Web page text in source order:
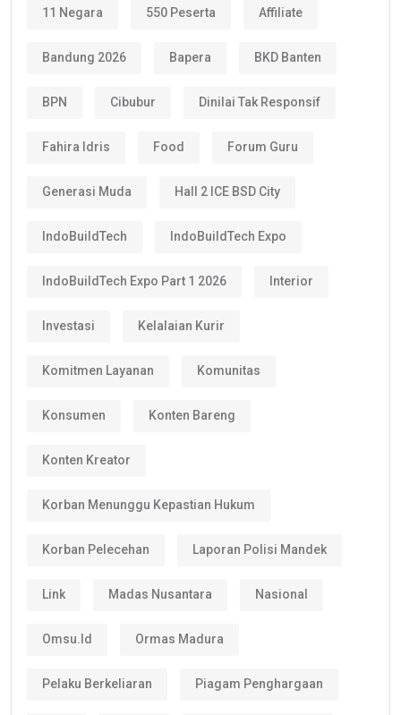
11 Negara 550 Peserta Affiliate
Bandung 2026 Bapera BKD Banten
BPN Cibubur Dinilai Tak Responsif
Fahira Idris Food Forum Guru
Generasi Muda Hall 2 ICE BSD City
IndoBuildTech IndoBuildTech Expo
IndoBuildTech Expo Part 1 2026 Interior
Investasi Kelalaian Kurir
Komitmen Layanan Komunitas
Konsumen Konten Bareng
Konten Kreator
Korban Menunggu Kepastian Hukum
Korban Pelecehan Laporan Polisi Mandek
Link Madas Nusantara Nasional
Omsu.id Ormas Madura
Pelaku Berkeliaran Piagam Penghargaan